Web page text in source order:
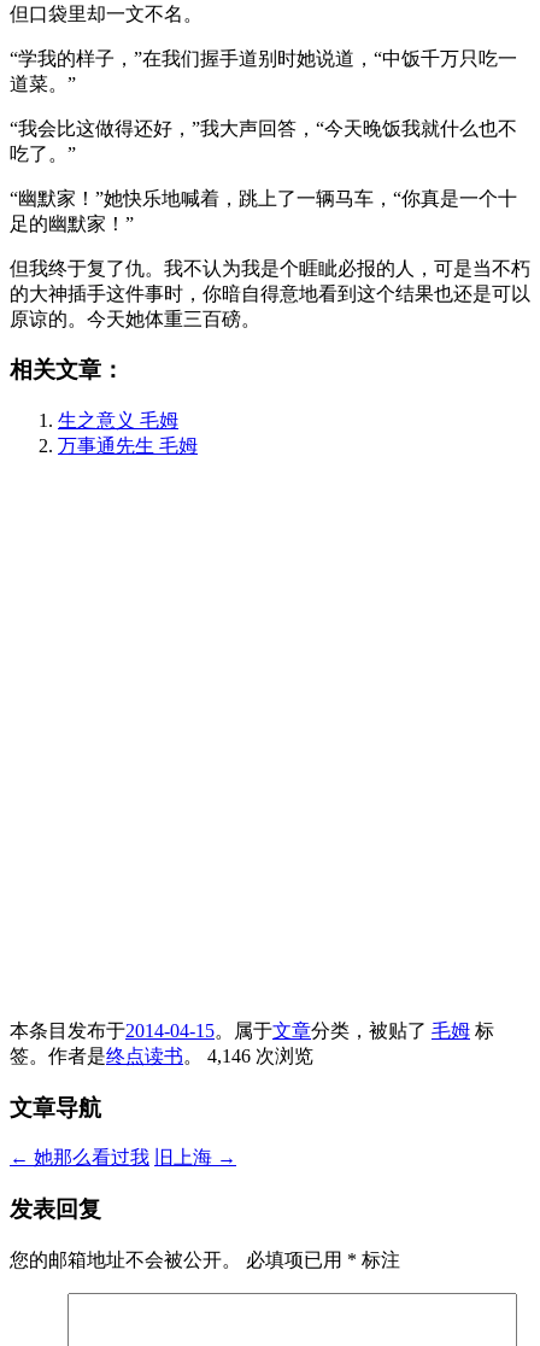
但口袋里却一文不名。
“学我的样子，”在我们握手道别时她说道，“中饭千万只吃一
道菜。”
“我会比这做得还好，”我大声回答，“今天晚饭我就什么也不
吃了。”
“幽默家！”她快乐地喊着，跳上了一辆马车，“你真是一个十
足的幽默家！”
但我终于复了仇。我不认为我是个睚眦必报的人，可是当不朽
的大神插手这件事时，你暗自得意地看到这个结果也还是可以
原谅的。今天她体重三百磅。
相关文章：
生之意义 毛姆
万事通先生 毛姆
本条目发布于2014-04-15。属于文章分类，被贴了 毛姆 标
签。 作者是终点读书。 4,146 次浏览
文章导航
← 她那么看过我 旧上海 →
发表回复
您的邮箱地址不会被公开。 必填项已用 * 标注